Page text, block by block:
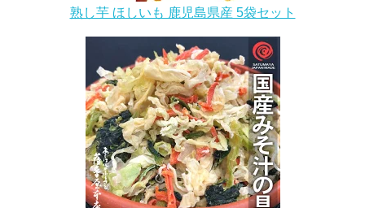
熟し芋 ほしいも 鹿児島県産 5袋セット